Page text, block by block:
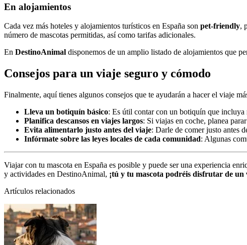
En alojamientos
Cada vez más hoteles y alojamientos turísticos en España son pet-friendly,
número de mascotas permitidas, así como tarifas adicionales.
En DestinoAnimal disponemos de un amplio listado de alojamientos que
Consejos para un viaje seguro y cómodo
Finalmente, aquí tienes algunos consejos que te ayudarán a hacer el viaje
Lleva un botiquín básico: Es útil contar con un botiquín que incluya
Planifica descansos en viajes largos: Si viajas en coche, planea
Evita alimentarlo justo antes del viaje: Darle de comer justo antes
Infórmate sobre las leyes locales de cada comunidad: Algunas
Viajar con tu mascota en España es posible y puede ser una experiencia
y actividades en DestinoAnimal, ¡tú y tu mascota podréis disfrutar de un
Artículos relacionados